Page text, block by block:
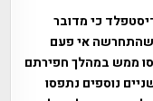
כי מדובר
שהתחרשה אי פעם
ממש במהלך חפירתם
נוספים נתפסו